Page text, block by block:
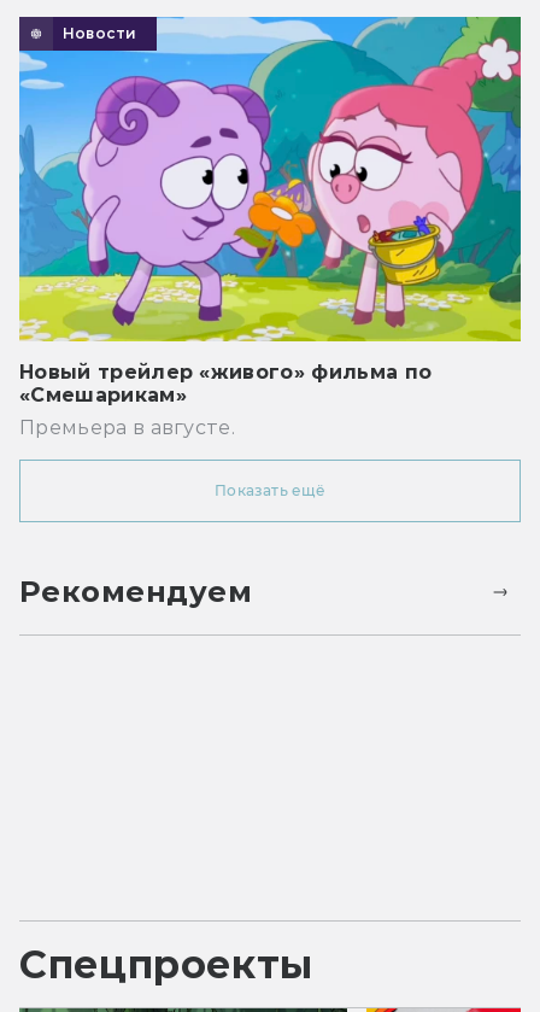
Новости
Новый трейлер «живого» фильма по
«Смешарикам»
Премьера в августе.
Показать ещё
Рекомендуем
Спецпроекты